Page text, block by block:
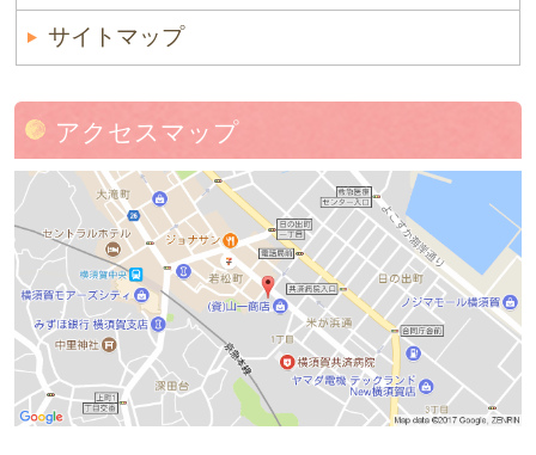
サイトマップ
アクセスマップ